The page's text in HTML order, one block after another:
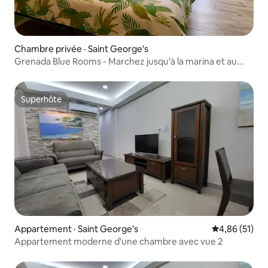
Chambre privée · Saint George's
Grenada Blue Rooms - Marchez jusqu'à la marina et au
Superhôte
Superhôte
Appartement · Saint George's Note
4,86 (51)
Appartement moderne d'une chambre avec vue 2